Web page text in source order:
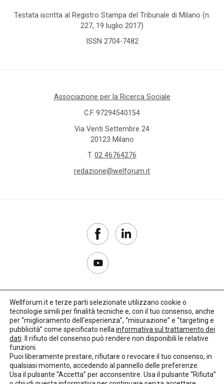
Testata iscritta al Registro Stampa del Tribunale di Milano (n.
227, 19 luglio 2017)
ISSN 2704-7482
Associazione per la Ricerca Sociale
C.F. 97294540154
Via Venti Settembre 24
20123 Milano
T. 02 46764276
redazione@welforum.it
Copyright 2017–2026
Privacy Policy
Credits: LO Studio
Wellforum.it e terze parti selezionate utilizzano cookie o
tecnologie simili per finalità tecniche e, con il tuo consenso, anche
per “miglioramento dell'esperienza”, “misurazione” e “targeting e
pubblicità” come specificato nella informativa sul trattamento dei
dati . Il rifiuto del consenso può rendere non disponibili le relative
funzioni.
Puoi liberamente prestare, rifiutare o revocare il tuo consenso, in
qualsiasi momento, accedendo al pannello delle preferenze.
Usa il pulsante “Accetta” per acconsentire. Usa il pulsante “Rifiuta”